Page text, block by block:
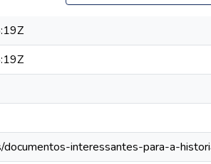
documentos-interessantes-para-a-